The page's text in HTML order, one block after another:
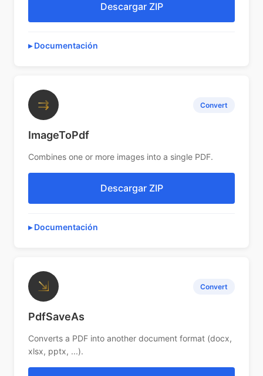
Descargar ZIP
Documentación
⇉ Convert
ImageToPdf
Combines one or more images into a single PDF.
Descargar ZIP
Documentación
⇲ Convert
PdfSaveAs
Converts a PDF into another document format (docx,
xlsx, pptx, ...).